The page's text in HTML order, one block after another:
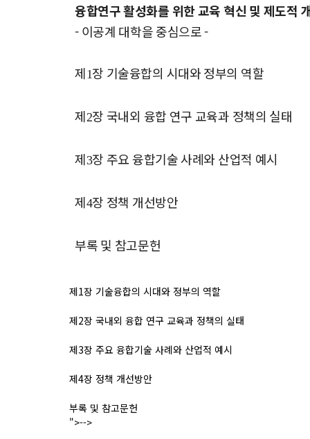
혁
및
도
적
선
방
융합연구 활성화를 위한 교육 혁신 및 제도적
- 이공계 대학을 중심으로 -
제1장 기술융합의 시대와 정부의 역할
제2장 국내외 융합 연구 교육과 정책의 실태
제3장 주요 융합기술 사례와 산업적 예시
제4장 정책 개선방안
부록 및 참고문헌
제1장 기술융합의 시대와 정부의 역할
제2장 국내외 융합 연구 교육과 정책의 실태
제3장 주요 융합기술 사례와 산업적 예시
제4장 정책 개선방안
부록 및 참고문헌
">-->